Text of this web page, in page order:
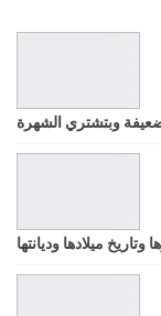
ميلادها وديانتها